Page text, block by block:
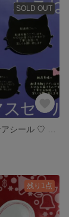
SOLD OUT
残り1点